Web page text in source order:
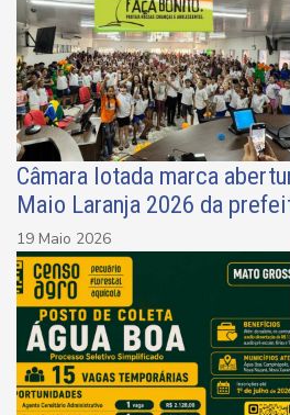
Câmara lotada marca
Maio Laranja 2026 da
19 Maio 2026